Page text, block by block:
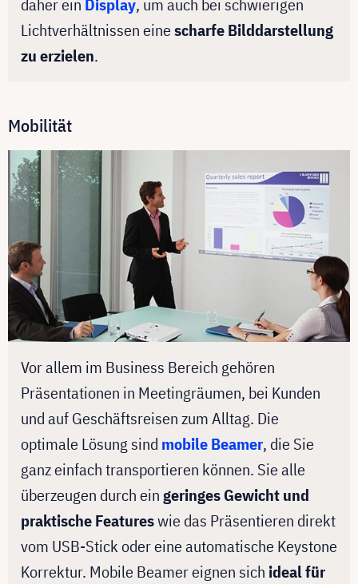
Lichtverhältnissen einescharfe Bilddarstellung
zu erzielen.
Mobilität
Vor allem im Business Bereich gehören
Präsentationen in Meetingräumen, bei Kunden
und auf Geschäftsreisen zum Alltag. Die
optimale Lösung sind mobile Beamer, die Sie
ganz einfach transportieren können. Sie alle
überzeugen durch eingeringes Gewicht und
praktische Featureswie das Präsentieren direkt
vom USB-Stick oder eine automatische Keystone
Korrektur. Mobile Beamer eignen sich ideal für